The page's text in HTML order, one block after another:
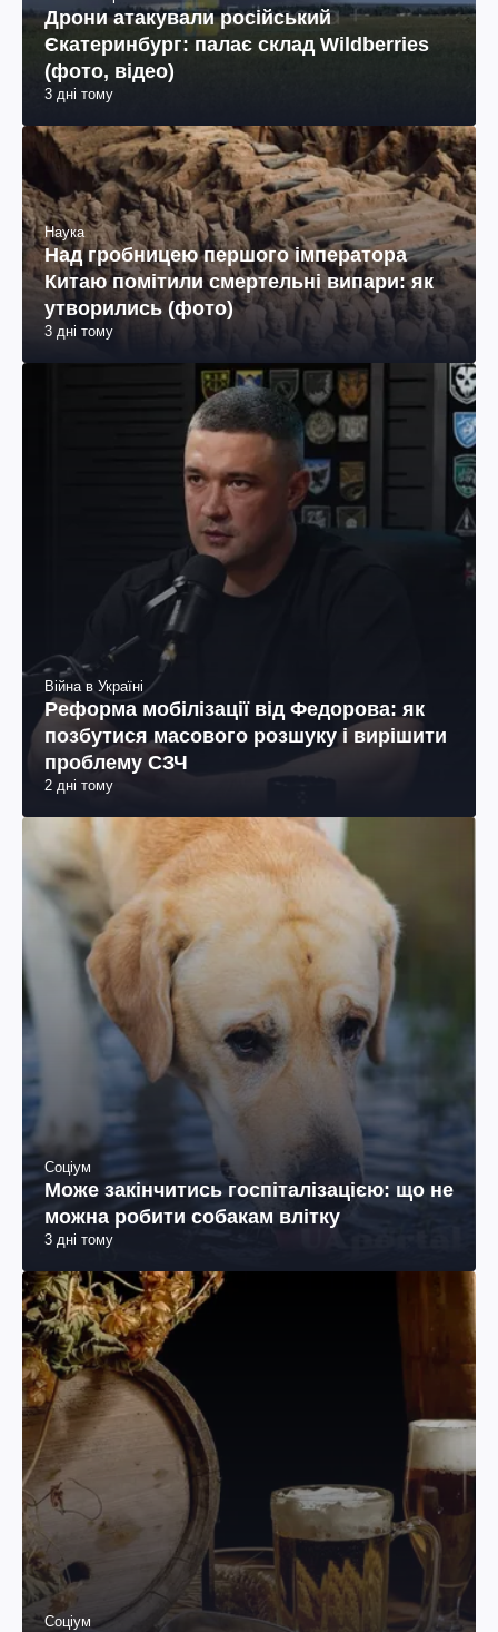
Дрони атакували російський
Єкатеринбург: палає склад Wildberries
(фото, відео)
3 дні тому
Наука
Над гробницею першого імператора
Китаю помітили смертельні випари: як
утворились (фото)
3 дні тому
Війна в Україні
Реформа мобілізації від Федорова: як
позбутися масового розшуку і вирішити
проблему СЗЧ
2 дні тому
Соціум
Може закінчитись госпіталізацією: що не
можна робити собакам влітку
3 дні тому
Соціум